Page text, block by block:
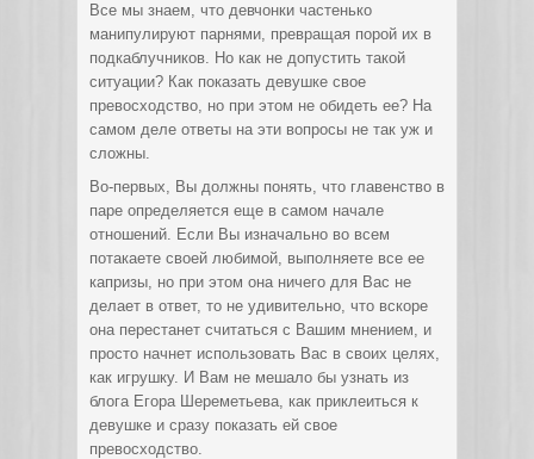
Все мы знаем, что девчонки частенько
манипулируют парнями, превращая порой их в
подкаблучников. Но как не допустить такой
ситуации? Как показать девушке свое
превосходство, но при этом не обидеть ее? На
самом деле ответы на эти вопросы не так уж и
сложны.
Во-первых, Вы должны понять, что главенство в
паре определяется еще в самом начале
отношений. Если Вы изначально во всем
потакаете своей любимой, выполняете все ее
капризы, но при этом она ничего для Вас не
делает в ответ, то не удивительно, что вскоре
она перестанет считаться с Вашим мнением, и
просто начнет использовать Вас в своих целях,
как игрушку. И Вам не мешало бы узнать из
блога Егора Шереметьева, как приклеиться к
девушке и сразу показать ей свое
превосходство.